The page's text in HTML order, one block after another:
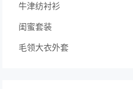
牛津纺衬衫
闺蜜套装
毛领大衣外套